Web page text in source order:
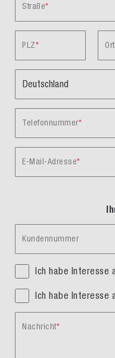
Straße
PLZ Ort
Telefonnummer
E-Mail-Adresse
Kundennummer
Ich habe Interesse
Ich habe Interesse
Nachricht